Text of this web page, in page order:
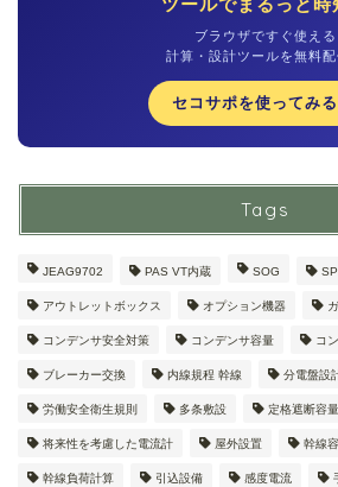
ツールでまるっと時
ブラウザですぐ使える
計算・設計ツールを無料配
セコサポを使ってみ
Tags
JEAG9702 PAS VT内蔵 SOG
アウトレットボックス オプション機器
コンデンサ安全対策 コンデンサ容量 コ
ブレーカー交換 内線規程 幹線 分電盤設
労働安全衛生規則 多条敷設 定格遮断容量
将来性を考慮した電流計 屋外設置 幹線
幹線負荷計算 引込設備 感度電流